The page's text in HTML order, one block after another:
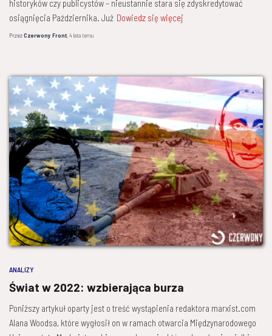
historyków czy publicystów – nieustannie stara się zdyskredytować
osiągnięcia Października. Już Dowiedz się więcej
PrzezCzerwony Front,4 latatemu
ANALIZY
Świat w 2022: wzbierająca burza
Poniższy artykuł oparty jest o treść wystąpienia redaktora marxist.com
Alana Woodsa, które wygłosił on w ramach otwarcia Międzynarodowego